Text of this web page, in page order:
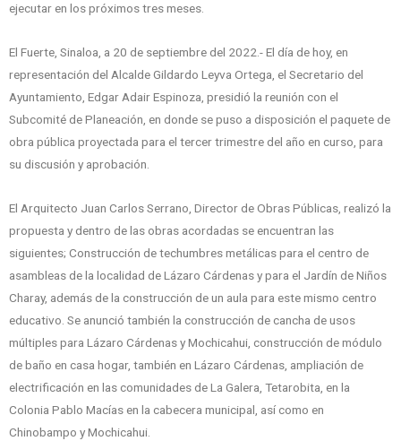
ejecutar en los próximos tres meses.
El Fuerte, Sinaloa, a 20 de septiembre del 2022.- El día de hoy, en
representación del Alcalde Gildardo Leyva Ortega, el Secretario del
Ayuntamiento, Edgar Adair Espinoza, presidió la reunión con el
Subcomité de Planeación, en donde se puso a disposición el paquete de
obra pública proyectada para el tercer trimestre del año en curso, para
su discusión y aprobación.
El Arquitecto Juan Carlos Serrano, Director de Obras Públicas, realizó la
propuesta y dentro de las obras acordadas se encuentran las
siguientes; Construcción de techumbres metálicas para el centro de
asambleas de la localidad de Lázaro Cárdenas y para el Jardín de Niños
Charay, además de la construcción de un aula para este mismo centro
educativo. Se anunció también la construcción de cancha de usos
múltiples para Lázaro Cárdenas y Mochicahui, construcción de módulo
de baño en casa hogar, también en Lázaro Cárdenas, ampliación de
electrificación en las comunidades de La Galera, Tetarobita, en la
Colonia Pablo Macías en la cabecera municipal, así como en
Chinobampo y Mochicahui.